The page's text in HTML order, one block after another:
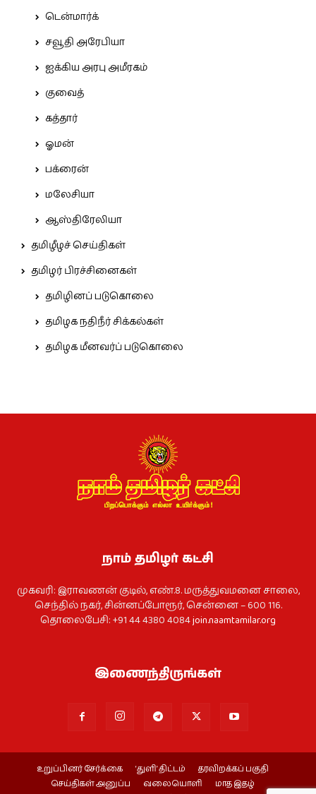
டென்மார்க்
சவூதி அரேபியா
ஐக்கிய அரபு அமீரகம்
குவைத்
கத்தார்
ஓமன்
பக்ரைன்
மலேசியா
ஆஸ்திரேலியா
தமிழீழச் செய்திகள்
தமிழர் பிரச்சினைகள்
தமிழினப் படுகொலை
தமிழக நதிநீர் சிக்கல்கள்
தமிழக மீனவர்ப் படுகொலை
நாம் தமிழர் கட்சி
முகவரி: இராவணன் குடில், எண்.8. மருத்துவமனை சாலை,
செந்தில் நகர், சின்னப்போரூர், சென்னை – 600 116.
தொலைபேசி: +91 44 4380 4084join.naamtamilar.org
இணைந்திருங்கள்
உறுப்பினர் சேர்க்கை ‘துளி’ திட்டம்
தரவிறக்கப் பகுதி
செய்திகள் அனுப்ப
வலையொளி
மாத இதழ்